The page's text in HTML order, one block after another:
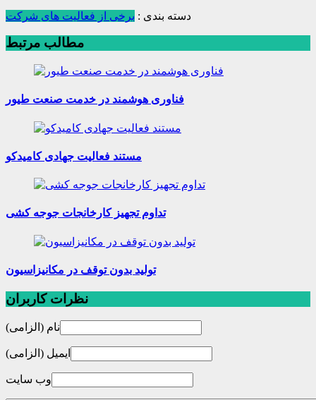
دسته بندی : برخی از فعالیت های شرکت
مطالب مرتبط
فناوری هوشمند در خدمت صنعت طیور
مستند فعالیت جهادی کامیدکو
تداوم تجهیز کارخانجات جوجه کشی
تولید بدون توقف در مکانیزاسیون
نظرات کاربران
نام (الزامی)
ایمیل (الزامی)
وب سایت